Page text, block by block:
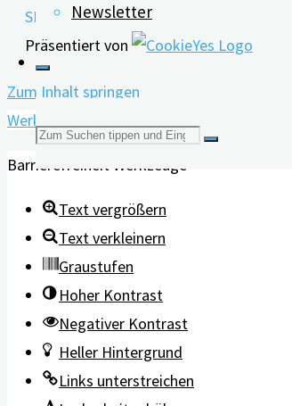
Newsletter
Suchen
nach:
SPEICHERN & AKZEPTIEREN
Präsentiert von
Zum Inhalt springen
Werkzeugleiste öffnen
Barrierefreiheit Werkzeuge
Text vergrößern
Text verkleinern
Graustufen
Hoher Kontrast
Negativer Kontrast
Heller Hintergrund
Links unterstreichen